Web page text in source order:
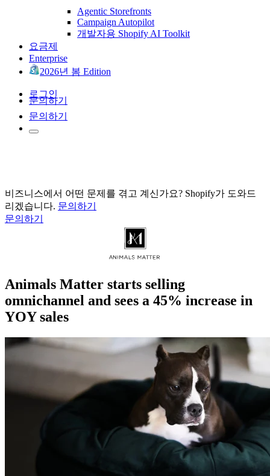
Agentic Storefronts
Campaign Autopilot
개발자용 Shopify AI Toolkit
요금제
Enterprise
2026년 봄 Edition
로그인
문의하기
문의하기
비즈니스에서 어떤 문제를 겪고 계신가요? Shopify가 도와드
리겠습니다. 문의하기
문의하기
Animals Matter starts selling
omnichannel and sees a 45% increase in
YOY sales